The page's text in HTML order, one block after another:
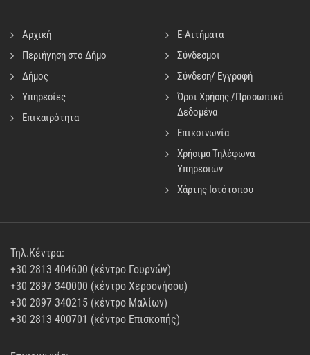
Αρχική
Περιήγηση στο Δήμο
Δήμος
Υπηρεσίες
Επικαιρότητα
E-Αιτήματα
Σύνδεσμοι
Σύνδεση/ Εγγραφή
Όροι Χρήσης /Προσωπικά
Δεδομένα
Επικοινωνία
Χρήσιμα Τηλέφωνα
Υπηρεσιών
Χάρτης Ιστότοπου
Τηλ.Κέντρα:
+30 2813 404600 (κέντρο Γουρνών)
+30 2897 340000 (κέντρο Χερσονήσου)
+30 2897 340215 (κέντρο Μαλίων)
+30 2813 400701 (κέντρο Επισκοπής)